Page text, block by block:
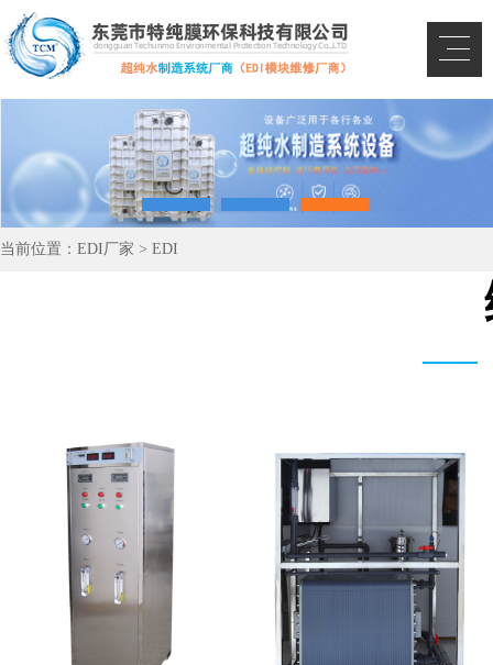
当前位置： EDI厂家 > EDI